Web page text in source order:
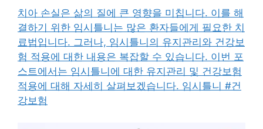
치아 손실은 삶의 질에 큰 영향을 미칩니다. 이를 해
결하기 위한 임시틀니는 많은 환자들에게 필요한 치
료법입니다. 그러나, 임시틀니의 유지관리와 건강보
험 적용에 대한 내용은 복잡할 수 있습니다. 이번 포
스트에서는 임시틀니에 대한 유지관리 및 건강보험
적용에 대해 자세히 살펴보겠습니다. 임시틀니 #건
강보험